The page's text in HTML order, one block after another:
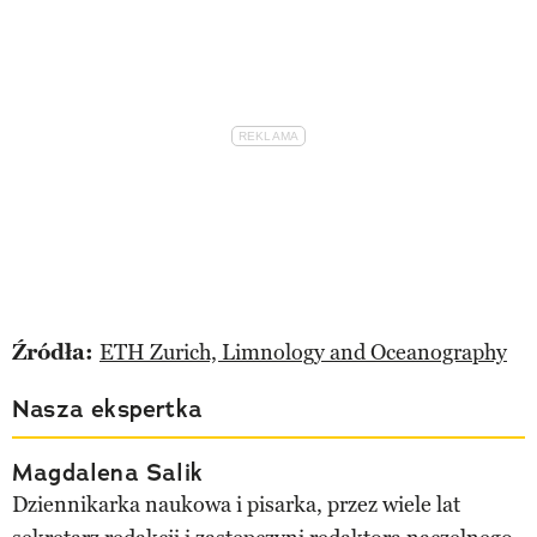
Źródła: ETH Zurich, Limnology and Oceanography
Nasza ekspertka
Magdalena Salik
Dziennikarka naukowa i pisarka, przez wiele lat